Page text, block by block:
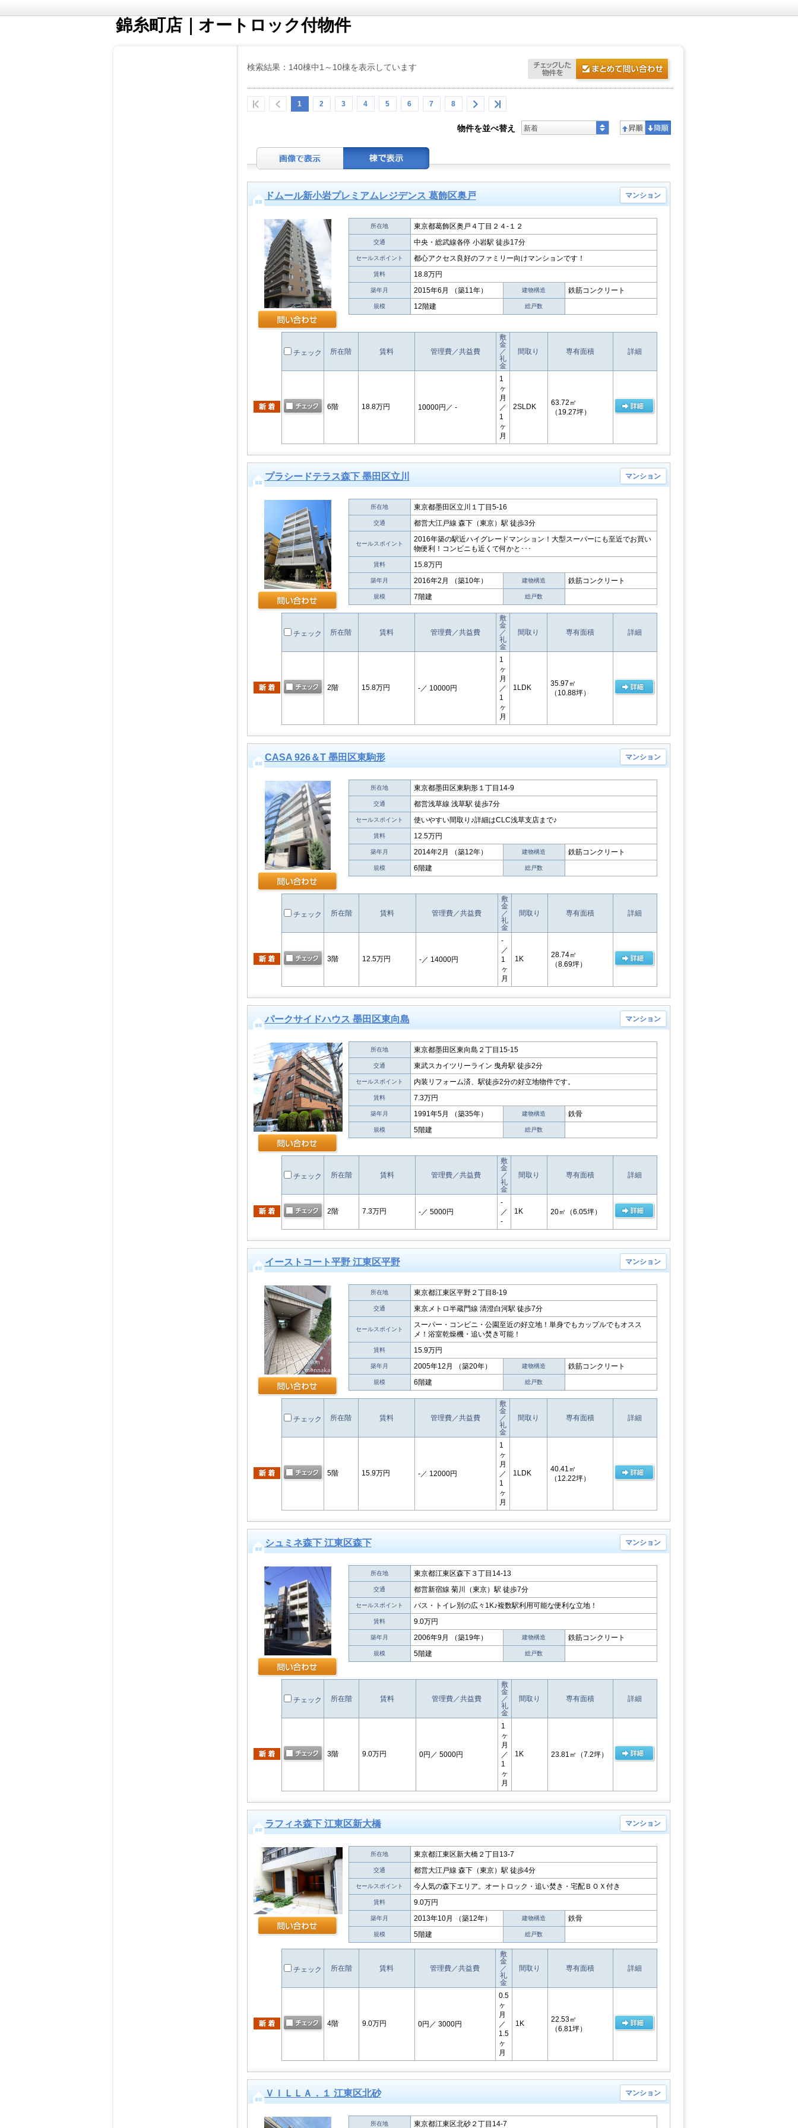
錦糸町店｜オートロック付物件
検索結果：140棟中1～10棟を表示しています
1 2 3 4 5 6 7 8
物件を並べ替え 新着
ドムール新小岩プレミアムレジデンス 葛飾区奥戸 マンション
所在地 東京都葛飾区奥戸４丁目２４-１２
交通 中央・総武線各停 小岩駅 徒歩17分
セールスポイント 都心アクセス良好のファミリー向けマンションです！
賃料 18.8万円
築年月 2015年6月 （築11年） 建物構造 鉄筋コンクリート
規模 12階建 総戸数
チェック 所在階 賃料 管理費／共益費
敷
金
／
礼
金
間取り 専有面積 詳細
6階 18.8万円 10000円 ／ -
1
ヶ
月
／
1
ヶ
月
2SLDK
63.72㎡
（19.27坪）
プラシードテラス森下 墨田区立川 マンション
所在地 東京都墨田区立川１丁目5-16
交通 都営大江戸線 森下（東京）駅 徒歩3分
セールスポイント
2016年築の駅近ハイグレードマンション！大型スーパーにも至近でお買い
物便利！コンビニも近くて何かと･･･
賃料 15.8万円
築年月 2016年2月 （築10年） 建物構造 鉄筋コンクリート
規模 7階建 総戸数
チェック 所在階 賃料 管理費／共益費
敷
金
／
礼
金
間取り 専有面積 詳細
2階 15.8万円 -／ 10000円
1
ヶ
月
／
1
ヶ
月
1LDK
35.97㎡
（10.88坪）
CASA 926＆T 墨田区東駒形 マンション
所在地 東京都墨田区東駒形１丁目14-9
交通 都営浅草線 浅草駅 徒歩7分
セールスポイント 使いやすい間取り♪詳細はCLC浅草支店まで♪
賃料 12.5万円
築年月 2014年2月 （築12年） 建物構造 鉄筋コンクリート
規模 6階建 総戸数
チェック 所在階 賃料 管理費／共益費
敷
金
／
礼
金
間取り 専有面積 詳細
3階 12.5万円 -／ 14000円
-
／
1
ヶ
月
1K
28.74㎡
（8.69坪）
パークサイドハウス 墨田区東向島 マンション
所在地 東京都墨田区東向島２丁目15-15
交通 東武スカイツリーライン 曳舟駅 徒歩2分
セールスポイント 内装リフォーム済、駅徒歩2分の好立地物件です。
賃料 7.3万円
築年月 1991年5月 （築35年） 建物構造 鉄骨
規模 5階建 総戸数
チェック 所在階 賃料 管理費／共益費
敷
金
／
礼
金
間取り 専有面積 詳細
2階 7.3万円 -／ 5000円
-
／
-
1K 20㎡ （6.05坪）
イーストコート平野 江東区平野 マンション
所在地 東京都江東区平野２丁目8-19
交通 東京メトロ半蔵門線 清澄白河駅 徒歩7分
セールスポイント
スーパー・コンビニ・公園至近の好立地！単身でもカップルでもオスス
メ！浴室乾燥機・追い焚き可能！
賃料 15.9万円
築年月 2005年12月 （築20年） 建物構造 鉄筋コンクリート
規模 6階建 総戸数
チェック 所在階 賃料 管理費／共益費
敷
金
／
礼
金
間取り 専有面積 詳細
5階 15.9万円 -／ 12000円
1
ヶ
月
／
1
ヶ
月
1LDK
40.41㎡
（12.22坪）
シュミネ森下 江東区森下 マンション
所在地 東京都江東区森下３丁目14-13
交通 都営新宿線 菊川（東京）駅 徒歩7分
セールスポイント バス・トイレ別の広々1K♪複数駅利用可能な便利な立地！
賃料 9.0万円
築年月 2006年9月 （築19年） 建物構造 鉄筋コンクリート
規模 5階建 総戸数
チェック 所在階 賃料 管理費／共益費
敷
金
／
礼
金
間取り 専有面積 詳細
3階 9.0万円 0円 ／ 5000円
1
ヶ
月
／
1
ヶ
月
1K 23.81㎡ （7.2坪）
ラフィネ森下 江東区新大橋 マンション
所在地 東京都江東区新大橋２丁目13-7
交通 都営大江戸線 森下（東京）駅 徒歩4分
セールスポイント 今人気の森下エリア。オートロック・追い焚き・宅配ＢＯＸ付き
賃料 9.0万円
築年月 2013年10月 （築12年） 建物構造 鉄骨
規模 5階建 総戸数
チェック 所在階 賃料 管理費／共益費
敷
金
／
礼
金
間取り 専有面積 詳細
4階 9.0万円 0円 ／ 3000円
0.5
ヶ
月
／
1.5
ヶ
月
1K
22.53㎡
（6.81坪）
ＶＩＬＬＡ．１ 江東区北砂 マンション
所在地 東京都江東区北砂２丁目14-7